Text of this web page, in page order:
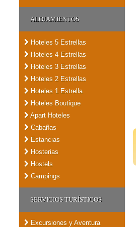
ALOJAMIENTOS
Hoteles 5 Estrellas
Hoteles 4 Estrellas
Hoteles 3 Estrellas
Hoteles 2 Estrellas
Hoteles 1 Estrella
Hoteles Boutique
Apart Hoteles
Cabañas
Estancias
Hosterias
Hostels
Campings
SERVICIOS TURÍSTICOS
Excursiones y Aventura